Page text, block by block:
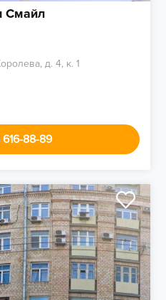
Смайл
д. 4, к. 1
616-88-89